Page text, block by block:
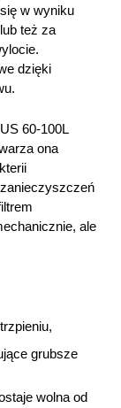
w wyniku
też za
dzięki
60-100L
ona
ale
grubsze
wolna od